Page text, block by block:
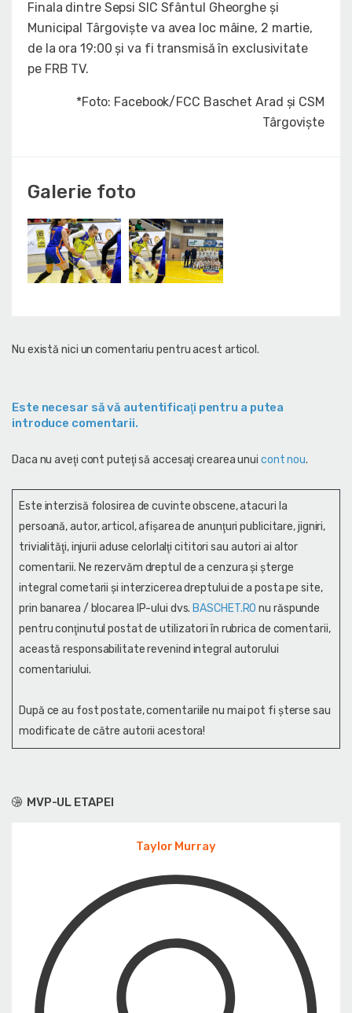
MVP-UL ETAPEI
Taylor Murray
Finala dintre Sepsi SIC Sfântul Gheorghe și
Municipal Târgoviște va avea loc mâine, 2 martie,
de la ora 19:00 și va fi transmisă în exclusivitate
pe FRB TV.
*Foto: Facebook/FCC Baschet Arad și CSM
Târgoviște
Galerie foto
Nu există nici un comentariu pentru acest articol.
Este necesar să vă autentificaţi pentru a putea
introduce comentarii.
Daca nu aveţi cont puteţi să accesaţi crearea unui cont nou.
Este interzisă folosirea de cuvinte obscene, atacuri la
persoană, autor, articol, afişarea de anunţuri publicitare, jigniri,
trivialităţi, injurii aduse celorlalţi cititori sau autori ai altor
comentarii. Ne rezervăm dreptul de a cenzura și şterge
integral cometarii și interzicerea dreptului de a posta pe site,
prin banarea / blocarea IP-ului dvs. BASCHET.RO nu răspunde
pentru conţinutul postat de utilizatori în rubrica de comentarii,
această responsabilitate revenind integral autorului
comentariului.
După ce au fost postate, comentariile nu mai pot fi șterse sau
modificate de către autorii acestora!